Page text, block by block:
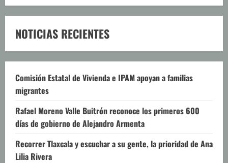
NOTICIAS RECIENTES
Comisión Estatal de Vivienda e IPAM apoyan a familias
migrantes
Rafael Moreno Valle Buitrón reconoce los primeros 600
días de gobierno de Alejandro Armenta
Recorrer Tlaxcala y escuchar a su gente, la prioridad de Ana
Lilia Rivera